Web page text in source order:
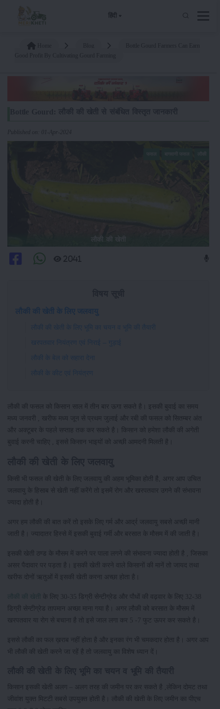
हिंदी
Published on: 01-Apr-2024
लौकी की खेती
2041
लौकी की खेती के लिए जलवायु
लौकी की खेती के लिए भूमि का चयन व भूमि की तैयारी
खरपतवार नियंत्रण एवं निराई – गुड़ाई
लौकी के बेल को सहारा देना
लौकी के कीट एवं नियंत्रण
लौकी की फसल को किसान साल में तीन बार ऊगा सकते है। इसकी बुवाई का समय
मध्य जनवरी , खरीफ मध्य जून से प्रथम जुलाई और रबी की फसल को सितम्बर अंत
और अक्टूबर के पहले सप्ताह तक कर सकते है। किसान को हमेशा लौकी की अगेती
बुवाई करनी चाहिए , इससे किसान भाइयों को अच्छी आमदनी मिलती है।
किसी भी फसल की खेती के लिए जलवायु की अहम भूमिका होती है, अगर आप उचित
जलवायु के हिसाब से खेती नहीं करेंगे तो इसमें रोग और खरपतवार उगने की संभावना
ज्यादा होती है।
अगर हम लौकी की बात करें तो इसके लिए गर्म और आर्द्र जलवायु सबसे अच्छी मानी
जाती है। ज्यादातर हिस्से में इसकी बुवाई गर्मी और बरसात के मौसम में की जाती है।
इसकी खेती ठण्ड के मौसम में करने पर पाला लगने की संभावना ज्यादा होती है , जिसका
असर पैदावार पर पड़ता है। इसकी खेती करने वाले किसानों की मानें तो जायद तथा
खरीफ दोनों ऋतुओं में इसकी खेती करना अच्छा होता है।
लौकी की खेती
के लिए 30-35 डिग्री सेन्टीग्रेड और पौधों की वढ़वार के लिए 32-38
डिग्री सेन्टीग्रेड तापमान अच्छा माना गया है। अगर लौकी को बरसात के मौसम में
खरपतवार या रोग से बचाना है तो इसे जाल लगा कर 5 -7 फुट ऊपर कर सकते है।
इससे लौकी का फल ख़राब नहीं होता है और इनका रंग भी चमकदार होता है। अगर आप
भी लौकी की खेती करने जा रहें है तो जलवायु का विशेष ध्यान दें।
किसान इसकी खेती अलग –
अलग तरह की जमीन पर कर सकते है ,लेकिन दोमट तथा
जीवांश युक्त मिटटी सबसे उपयुक्त होती है। लौकी की खेती के लिए जमीन का पीएच